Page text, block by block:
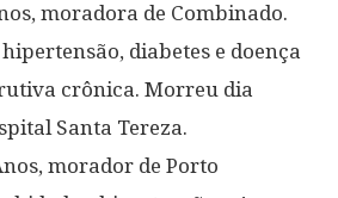
moradora de Combinado.
diabetes e doença
crônica. Morreu dia
Santa Tereza.
morador de Porto